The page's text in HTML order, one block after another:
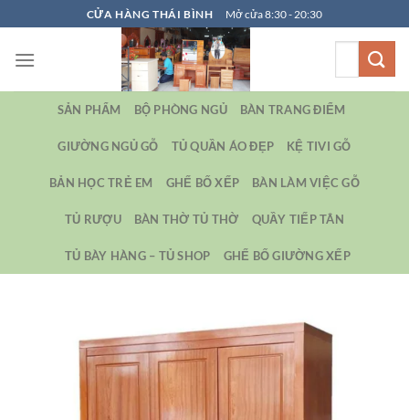
qua
nội
CỬA HÀNG THÁI BÌNH Mở cửa 8:30 - 20:30
SẢN PHẨM BỘ PHÒNG NGỦ BÀN TRANG ĐIỂM
GIƯỜNG NGỦ GỖ TỦ QUẦN ÁO ĐẸP KỆ TIVI GỖ
BẢN HỌC TRẺ EM GHẾ BỐ XẾP BÀN LÀM VIỆC GỖ
TỦ RƯỢU BÀN THỜ TỦ THỜ QUẦY TIẾP TÂN
TỦ BÀY HÀNG – TỦ SHOP GHẾ BỐ GIƯỜNG XẾP